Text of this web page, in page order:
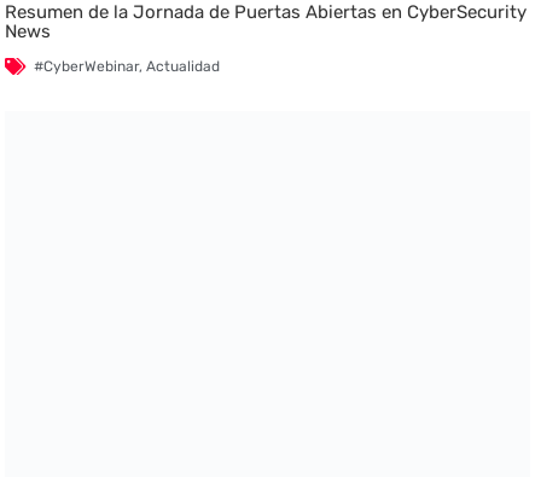
Resumen de la Jornada de Puertas Abiertas en CyberSecurity
News
#CyberWebinar,Actualidad